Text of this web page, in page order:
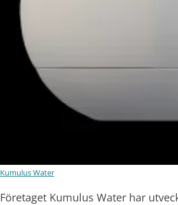
Kumulus Water
Företaget Kumulus Water har